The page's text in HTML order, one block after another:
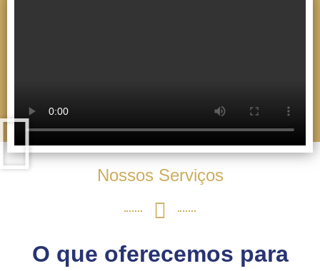
Nossos Serviços
O que oferecemos para